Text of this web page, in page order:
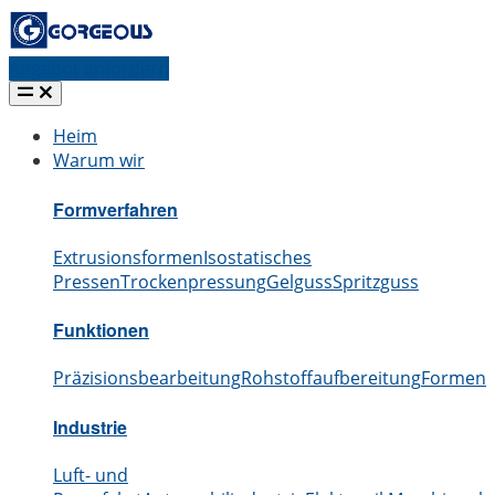
Heim
Warum wir
Formverfahren
ExtrusionsformenIsostatisches
PressenTrockenpressungGelgussSpritzguss
Funktionen
PräzisionsbearbeitungRohstoffaufbereitungFormen
Industrie
Luft- und